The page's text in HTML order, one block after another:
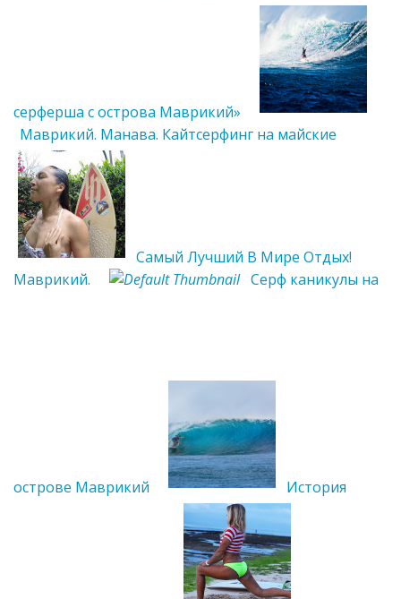
серферша с острова Маврикий»
Маврикий. Манава. Кайтсерфинг на майские
Самый Лучший В Мире Отдых!
Маврикий.
Серф каникулы на
острове Маврикий История